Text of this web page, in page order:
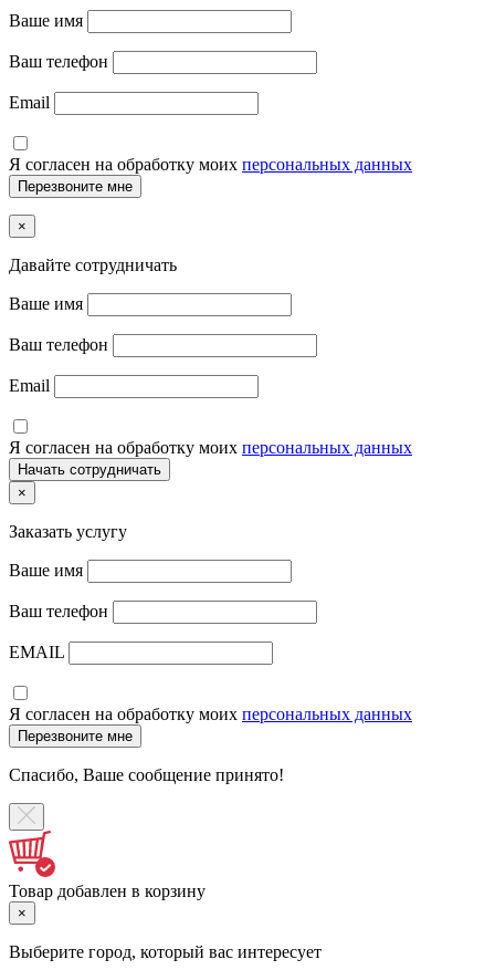
Ваше имя
Ваш телефон
Email
Я согласен на обработку моих персональных данных
×
Давайте сотрудничать
Ваше имя
Ваш телефон
Email
Я согласен на обработку моих персональных данных
×
Заказать услугу
Ваше имя
Ваш телефон
EMAIL
Я согласен на обработку моих персональных данных
Спасибо, Ваше сообщение принято!
Товар добавлен в корзину
×
Выберите город, который вас интересует